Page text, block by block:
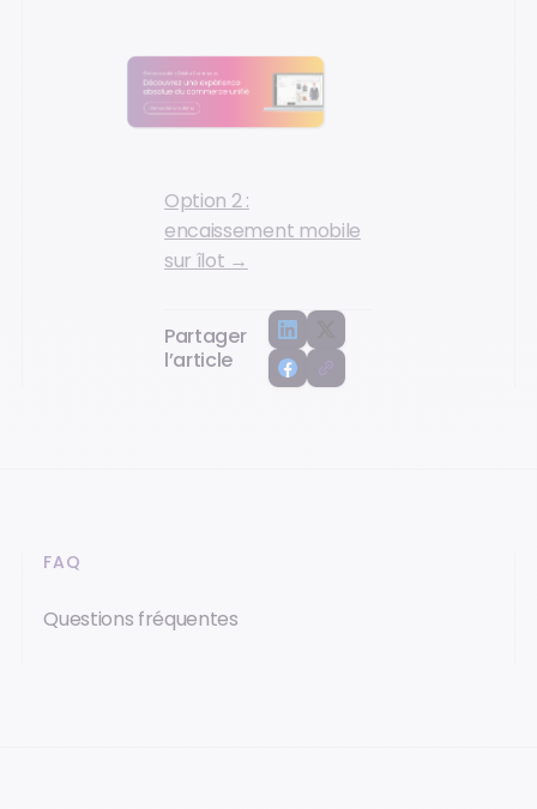
Option 2 :
encaissement mobile
sur îlot →
Partager
l’article
FAQ
Questions fréquentes